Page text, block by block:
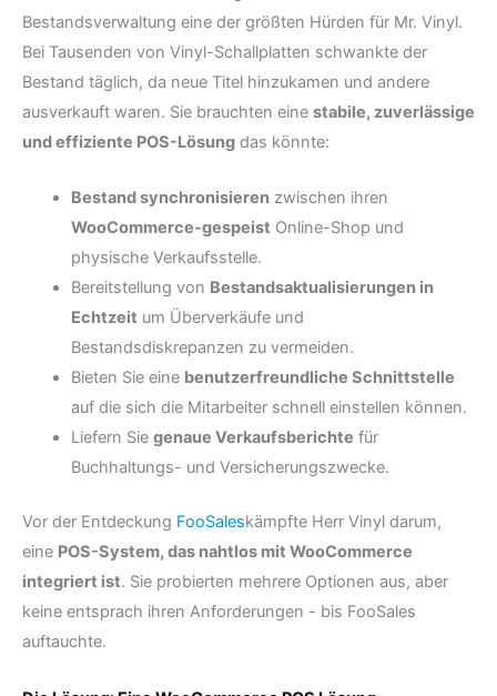
Bestandsverwaltung eine der größten Hürden für Mr. Vinyl.
Bei Tausenden von Vinyl-Schallplatten schwankte der
Bestand täglich, da neue Titel hinzukamen und andere
ausverkauft waren. Sie brauchten eine stabile, zuverlässige
und effiziente POS-Lösung das könnte:
Bestand synchronisierenzwischen ihren
WooCommerce-gespeist Online-Shop und
physische Verkaufsstelle.
Bereitstellung von Bestandsaktualisierungen in
Echtzeit um Überverkäufe und
Bestandsdiskrepanzen zu vermeiden.
Bieten Sie eine benutzerfreundliche Schnittstelle
auf die sich die Mitarbeiter schnell einstellen können.
Liefern Sie genaue Verkaufsberichte für
Buchhaltungs- und Versicherungszwecke.
Vor der Entdeckung FooSaleskämpfte Herr Vinyl darum,
eine POS-System, das nahtlos mit WooCommerce
integriert ist. Sie probierten mehrere Optionen aus, aber
keine entsprach ihren Anforderungen - bis FooSales
auftauchte.